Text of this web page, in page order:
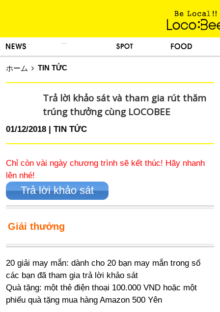
ホーム TIN TỨC
Trả lời khảo sát và tham gia rút thăm
trúng thưởng cùng LOCOBEE
01/12/2018 TIN TỨC
Chỉ còn vài ngày chương trình sẽ kết thúc! Hãy nhanh
lên nhé!
Trả lời khảo sát
Giải thưởng
20 giải may mắn: dành cho 20 bạn may mắn trong số
các bạn đã tham gia trả lời khảo sát
Quà tặng: một thẻ điện thoại 100.000 VND hoặc một
phiếu quà tặng mua hàng Amazon 500 Yên